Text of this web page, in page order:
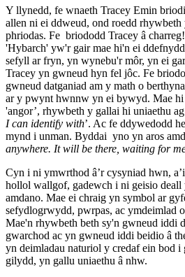
Y llynedd, fe wnaeth Tracey Emin
allen ni ei ddweud, ond roedd
phriodas. Fe briododd Tracey â
'Hybarch' yw'r gair mae hi'n ei
sefyll ar fryn, yn wynebu'r môr, yn ei
Tracey yn gwneud hyn fel jôc. Fe
gwneud datganiad am y math o
ar y pwynt hwnnw yn ei bywyd. Mae
'angor’, rhywbeth y gallai hi uniaethu ag
I can identify with’. Ac fe ddywedodd
mynd i unman. Byddai yno yn aros
anywhere. It will be there, waiting for
Cyn i ni ymwrthod â’r cysyniad hwn,
hollol wallgof, gadewch i ni geisio
amdano. Mae ei chraig yn symbol ar
sefydlogrwydd, pwrpas, ac ymdeimlad
Mae'n rhywbeth beth sy'n gwneud iddi
gwarchod ac yn gwneud iddi beidio â
yn deimladau naturiol y credaf ein bod
gilydd, yn gallu uniaethu â nhw.